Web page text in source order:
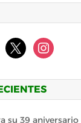
x instagram
su 39 aniversario